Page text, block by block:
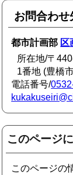
お問合わせ
都市計画部 区
所在地/〒
1番地 (豊橋
電話番号/
このページ
このページの